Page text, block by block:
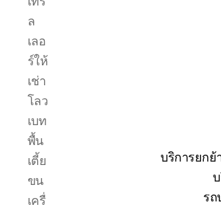
ย้าย
เดิน
ทาง
ขนส่ง
เรือ
ให้
ถึงที่
หมาย
ล
เลอ
ร์ให้
เช่า
โลว
เบท
พื้น
เตี้ย
ขน
เครื่
บริการยกย้
รถ